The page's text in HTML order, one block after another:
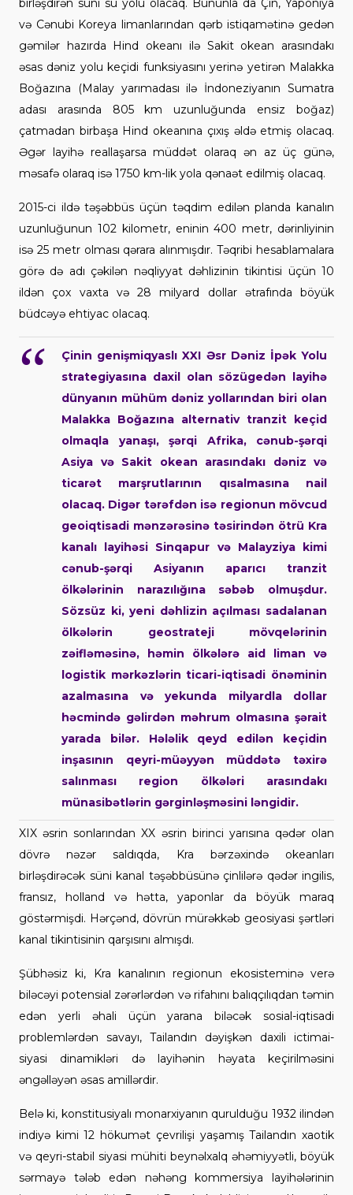
birləşdirən süni su yolu olacaq. Bununla da Çin, Yaponiya
və Cənubi Koreya limanlarından qərb istiqamətinə gedən
gəmilər hazırda Hind okeanı ilə Sakit okean arasındakı
əsas dəniz yolu keçidi funksiyasını yerinə yetirən Malakka
Boğazına (Malay yarımadası ilə İndoneziyanın Sumatra
adası arasında 805 km uzunluğunda ensiz boğaz)
çatmadan birbaşa Hind okeanına çıxış əldə etmiş olacaq.
Əgər layihə reallaşarsa müddət olaraq ən az üç günə,
məsafə olaraq isə 1750 km-lik yola qənaət edilmiş olacaq.
2015-ci ildə təşəbbüs üçün təqdim edilən planda kanalın
uzunluğunun 102 kilometr, eninin 400 metr, dərinliyinin
isə 25 metr olması qərara alınmışdır. Təqribi hesablamalara
görə də adı çəkilən nəqliyyat dəhlizinin tikintisi üçün 10
ildən çox vaxta və 28 milyard dollar ətrafında böyük
büdcəyə ehtiyac olacaq.
Çinin genişmiqyaslı XXI Əsr Dəniz İpək Yolu
strategiyasına daxil olan sözügedən layihə
dünyanın mühüm dəniz yollarından biri olan
Malakka Boğazına alternativ tranzit keçid
olmaqla yanaşı, şərqi Afrika, cənub-şərqi
Asiya və Sakit okean arasındakı dəniz və
ticarət marşrutlarının qısalmasına nail
olacaq. Digər tərəfdən isə regionun mövcud
geoiqtisadi mənzərəsinə təsirindən ötrü Kra
kanalı layihəsi Sinqapur və Malayziya kimi
cənub-şərqi Asiyanın aparıcı tranzit
ölkələrinin narazılığına səbəb olmuşdur.
Sözsüz ki, yeni dəhlizin açılması sadalanan
ölkələrin geostrateji mövqelərinin
zəifləməsinə, həmin ölkələrə aid liman və
logistik mərkəzlərin ticari-iqtisadi önəminin
azalmasına və yekunda milyardla dollar
həcmində gəlirdən məhrum olmasına şərait
yarada bilər. Hələlik qeyd edilən keçidin
inşasının qeyri-müəyyən müddətə təxirə
salınması region ölkələri arasındakı
münasibətlərin gərginləşməsini ləngidir.
XIX əsrin sonlarından XX əsrin birinci yarısına qədər olan
dövrə nəzər saldıqda, Kra bərzəxində okeanları
birləşdirəcək süni kanal təşəbbüsünə çinlilərə qədər ingilis,
fransız, holland və hətta, yaponlar da böyük maraq
göstərmişdi. Hərçənd, dövrün mürəkkəb geosiyasi şərtləri
kanal tikintisinin qarşısını almışdı.
Şübhəsiz ki, Kra kanalının regionun ekosisteminə verə
biləcəyi potensial zərərlərdən və rifahını balıqçılıqdan təmin
edən yerli əhali üçün yarana biləcək sosial-iqtisadi
problemlərdən savayı, Tailandın dəyişkən daxili ictimai-
siyasi dinamikləri də layihənin həyata keçirilməsini
əngəlləyən əsas amillərdir.
Belə ki, konstitusiyalı monarxiyanın qurulduğu 1932 ilindən
indiyə kimi 12 hökumət çevrilişi yaşamış Tailandın xaotik
və qeyri-stabil siyasi mühiti beynəlxalq əhəmiyyətli, böyük
sərmayə tələb edən nəhəng kommersiya layihələrinin